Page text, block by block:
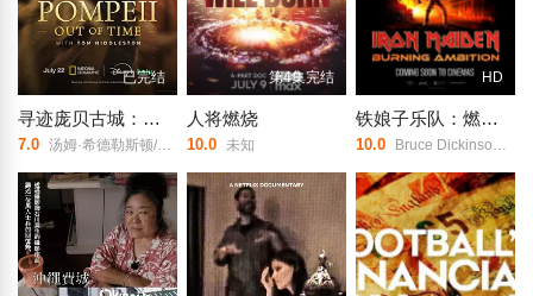
已完结
寻迹庞贝古城：与汤姆·希德勒斯顿同行
7.0 汤姆·希德勒斯顿/马克西姆·杜兰德/玛德琳·沃克/卢巴纳·阿兹巴尔/米哈伊尔·巴斯马吉安/伯纳德·萨塔里亚诺/达里乌斯·阿里亚/史蒂文·塔克/萨里塔·罗宾逊/凯蒂·巴雷特/
第4集完结
人将燃烧
10.0 未知
HD
铁娘子乐队：燃烧雄心
10.0 Bruce Dickinson/Nicko McBrain/Adrian Smith/Dave Murray/Janick Gers/Blaze Bayley/Chuck D./哈维尔·巴登/拉斯·乌尔里克/Steve Harris/Rod Smallwood/Simon Gallup/Scott Ian/汤姆·莫雷罗/吉恩·西蒙斯/